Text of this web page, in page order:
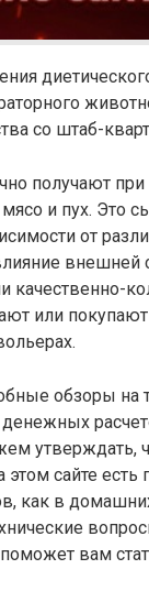
со штаб-
получают
и пух. Это
от
или
обзоры на
утверждать,
этом сайте
как в
вам